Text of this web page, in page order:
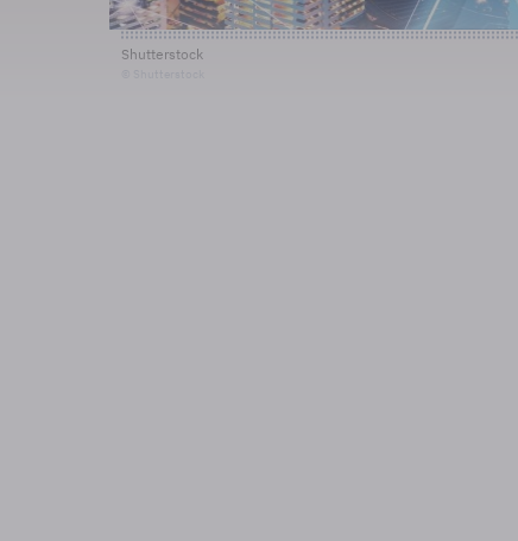
Shutterstock